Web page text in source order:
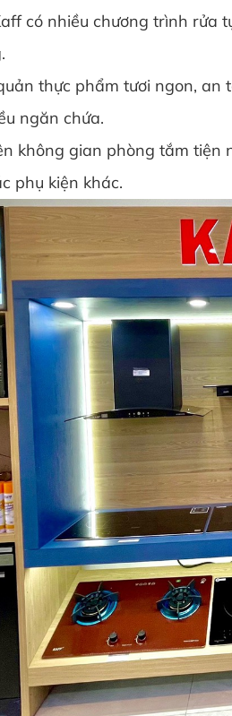
có nhiều chương trình
thực phẩm tươi ngon,
ngăn chứa.
không gian phòng tắm tiện
phụ kiện khác.